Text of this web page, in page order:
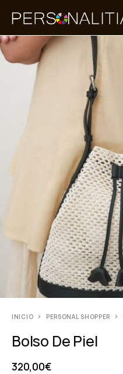
INICIO PERSONAL SHOPPER
Bolso De Piel
320,00€